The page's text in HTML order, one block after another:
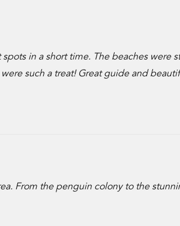
spots in a short time. The beaches were
such a treat! Great guide and
From the penguin colony to the